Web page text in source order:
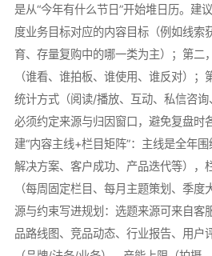
是从“今年有什么节日”开始堆日历。建
度业务目标对应的内容目标（例如线索
育、存量复购中的哪一类为主）；第二
（谁看、谁拍板、谁使用、谁反对）；
统计方式（阅读/播放、互动、私信咨
必须约定来源与归因窗口，避免复盘时
建“内容主线+栏目矩阵”：主线是全年围
解决方案、客户成功、产品迭代等），
（每周固定栏目、每月主题策划、季
源与约束写进规划：选题来源可来自客
品路线图、竞品动态、行业报告、用户